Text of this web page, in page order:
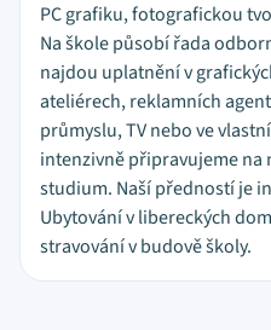
PC grafiku, fotografickou
Na škole působí řada
najdou uplatnění v
ateliérech, reklamních
průmyslu, TV nebo ve
intenzivně připravujeme na
studium. Naší předností je
Ubytování v libereckých
stravování v budově školy.